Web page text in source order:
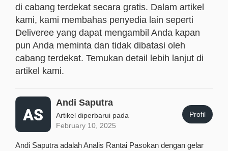
di cabang terdekat secara gratis. Dalam artikel
kami, kami membahas penyedia lain seperti
Deliveree yang dapat mengambil Anda kapan
pun Anda meminta dan tidak dibatasi oleh
cabang terdekat. Temukan detail lebih lanjut di
artikel kami.
Andi Saputra
Artikel diperbarui pada
February 10, 2025
Profil
Andi Saputra adalah Analis Rantai Pasokan dengan gelar